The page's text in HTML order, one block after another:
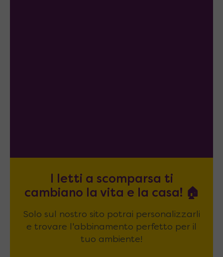
I letti a scomparsa ti
cambiano la vita e la casa! 🏠
Solo sul nostro sito potrai personalizzarli
e trovare l'abbinamento perfetto per il
tuo ambiente!